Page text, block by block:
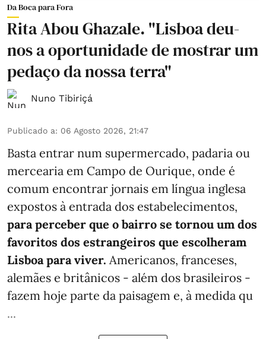
Da Boca para Fora
Rita Abou Ghazale. "Lisboa deu-
nos a oportunidade de mostrar um
pedaço da nossa terra"
Nuno Tibiriçá
Publicado a: 06 Agosto 2026, 21:47
Basta entrar num supermercado, padaria ou
mercearia em Campo de Ourique, onde é
comum encontrar jornais em língua inglesa
expostos à entrada dos estabelecimentos,
para perceber que o bairro se tornou um dos
favoritos dos estrangeiros que escolheram
Lisboa para viver. Americanos, franceses,
alemães e britânicos - além dos brasileiros -
fazem hoje parte da paisagem e, à medida qu
...